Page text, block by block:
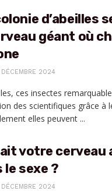
d’abeilles
géant où
2024
ces insectes
des scientifiques grâce à
elles peuvent ...
votre cerveau
le sexe ?
2024